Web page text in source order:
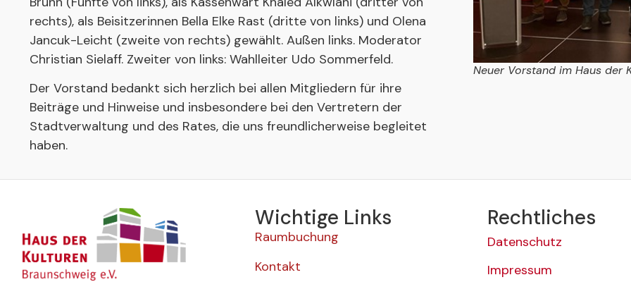
rechts), als Beisitzerinnen Bella Elke Rast (dritte von links) und Olena
Jancuk-Leicht (zweite von rechts) gewählt. Außen links. Moderator
Christian Sielaff. Zweiter von links: Wahlleiter Udo Sommerfeld.
Der Vorstand bedankt sich herzlich bei allen Mitgliedern für ihre
Beiträge und Hinweise und insbesondere bei den Vertretern der
Stadtverwaltung und des Rates, die uns freundlicherweise begleitet
haben.
Neuer Vorstand im Haus der
Wichtige Links
Raumbuchung
Kontakt
Rechtliches
Datenschutz
Impressum